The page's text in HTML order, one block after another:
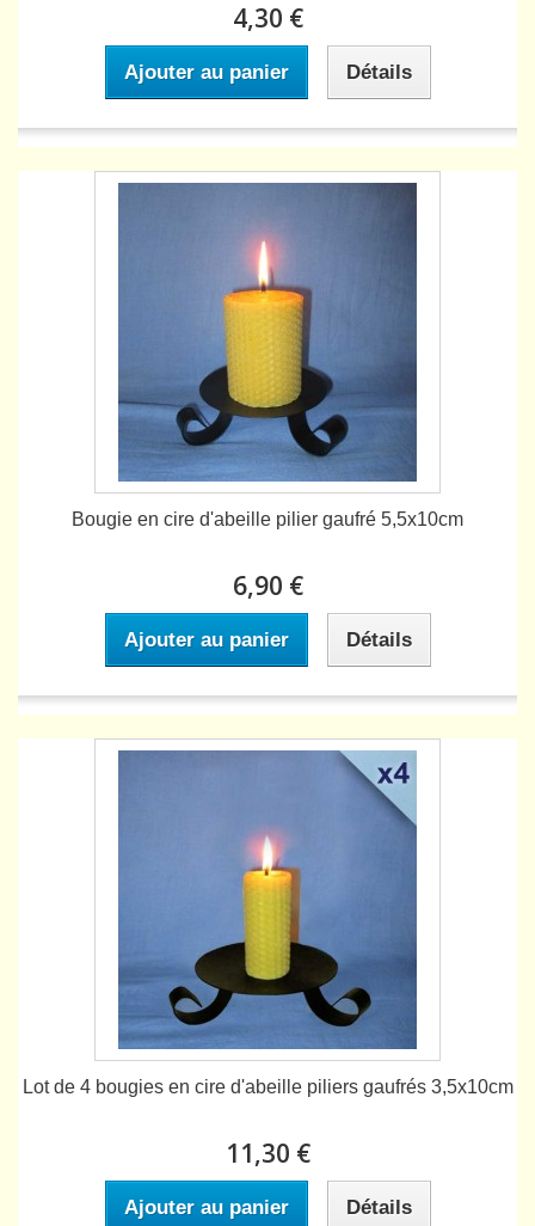
4,30 €
Ajouter au panier Détails
Bougie en cire d'abeille pilier gaufré 5,5x10cm
6,90 €
Ajouter au panier Détails
Lot de 4 bougies en cire d'abeille piliers gaufrés 3,5x10cm
11,30 €
Ajouter au panier Détails